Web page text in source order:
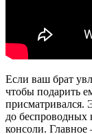
Если ваш брат
чтобы подарить
присматривался.
до беспроводных
консоли.